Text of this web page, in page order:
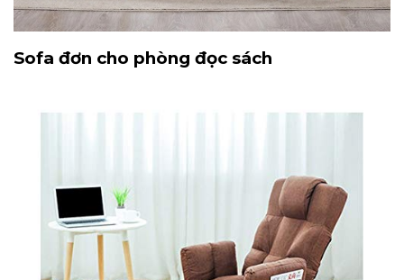
Sofa đơn cho phòng đọc sách